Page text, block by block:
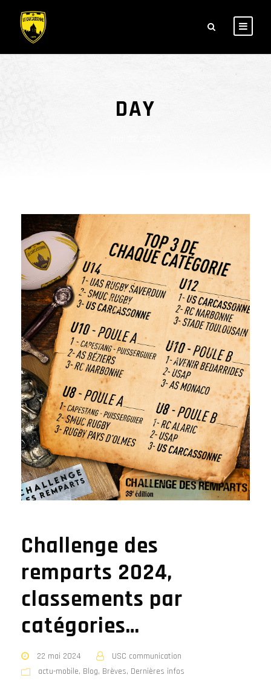
DAY
Challenge des
remparts 2024,
classements par
catégories…
22 mai 2024
USC communication
actu-mobile, Blog, Brèves, Dernières infos